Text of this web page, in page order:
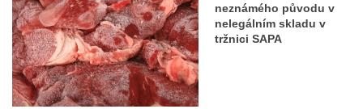
neznámého původu v
nelegálním skladu v
tržnici SAPA